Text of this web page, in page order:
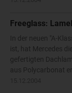
Freeglass:
In der neuen "A-
ist, hat Mercedes
gefertigten
aus Polycarbonat